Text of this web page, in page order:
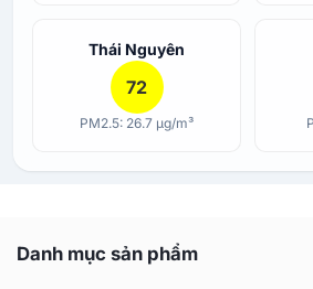
Thái Nguyên
72
PM2.5: 26.7 µg/m³
Danh mục sản phẩm